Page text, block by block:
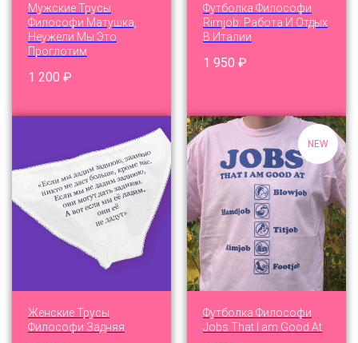
Мужские Трусы
Философи Матушка,
Неужели Мы Это
Проглотим
1 200 ₽
Футболка Философи
Rimjob: Работа И Отдых
В Италии
1 950 ₽
Женские Трусы
Философи Задняя
NEW
Футболка Философи
Jobs That I am Good At